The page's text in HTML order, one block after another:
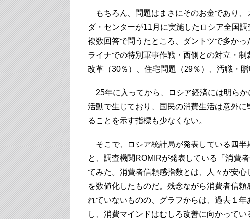
もちろん、問題はまさにそのお金であり、
ダ・センターが11月に実施したロシア全国
複数回答で問うたところ、ダントツで多か
ライナでの特別軍事作戦・西側との対立・
改革（30％）、住宅問題（29％）、汚職・贈
25年に入ってから、ロシア経済には明ら
活動で生じており、国民の消費生活は意外
ることを示す指標も少なくない。
そこで、ロシア統計局が発表している四半
と、調査機関ROMIRが発表している「消費
てみた。消費者信頼感指数とは、人々が安
を数値化したものだ。残念ながら消費者信
れていないものの、グラフからは、過去１
し、消費マインドはむしろ改善に向かってい